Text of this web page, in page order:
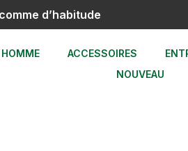
d’habitude
HOMME ACCESSOIRES
NOUVEAU